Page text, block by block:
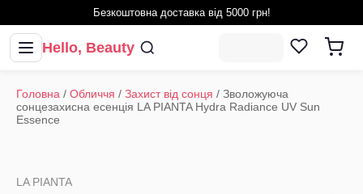
Безкоштовна доставка від 5000 грн!
Hello, Beauty
Головна / Обличчя / Захист від сонця / Зволожуюча
сонцезахисна есенція LA PIANTA Hydra Radiance UV Sun
Essence
LA PIANTA